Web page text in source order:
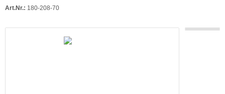
Art.Nr.: 180-208-70